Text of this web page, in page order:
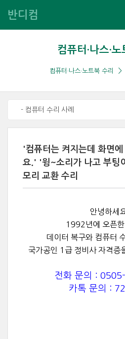
반디컴
컴퓨터·나스·노
컴퓨터·나스·노트북 수리
- 컴퓨터 수리 사례
'컴퓨터는 켜지는데 화면
요.' '윙~소리가 나고 부팅
모리 교환 수리
안녕하세
1992년에 오픈
데이터 복구와 컴퓨터
국가공인 1급 정비사 자격증
전화 문의 :
카톡 문의 :